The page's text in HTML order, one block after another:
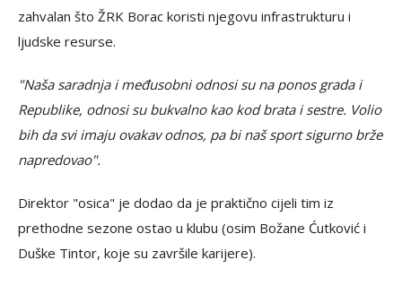
zahvalan što ŽRK Borac koristi njegovu infrastrukturu i
ljudske resurse.
"Naša saradnja i međusobni odnosi su na ponos grada i
Republike, odnosi su bukvalno kao kod brata i sestre. Volio
bih da svi imaju ovakav odnos, pa bi naš sport sigurno brže
napredovao".
Direktor "osica" je dodao da je praktično cijeli tim iz
prethodne sezone ostao u klubu (osim Božane Ćutković i
Duške Tintor, koje su završile karijere).